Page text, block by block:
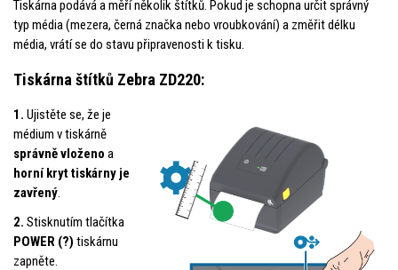
Tiskárna podává a měří několik štítků. Pokud je schopna určit správný
typ média (mezera, černá značka nebo vroubkování) a změřit délku
média, vrátí se do stavu připravenosti k tisku.
Tiskárna štítků Zebra ZD220:
1. Ujistěte se, že je
médium v tiskárně
správně vloženo a
horní kryt tiskárny je
zavřený.
2. Stisknutím tlačítka
POWER (?) tiskárnu
zapněte.